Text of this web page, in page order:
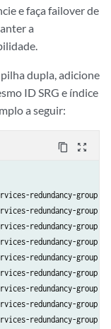
e faça failover de
a
dupla, adicione
ID SRG e índice
a seguir:
content_copy zoom_out_map
redundancy-group 1
redundancy-group
redundancy-
redundancy-group
redundancy-
redundancy-group
redundancy-
redundancy-group
redundancy-